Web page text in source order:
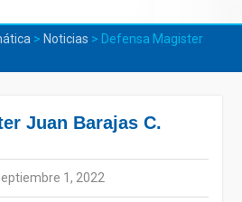
> Noticias > Defensa Magister
Juan Barajas C.
1, 2022